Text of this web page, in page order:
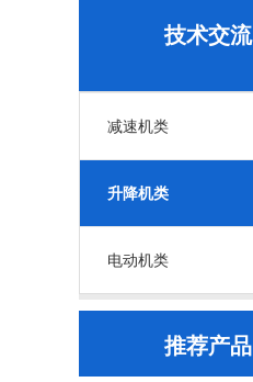
技术交流
减速机类
升降机类
电动机类
推荐产品